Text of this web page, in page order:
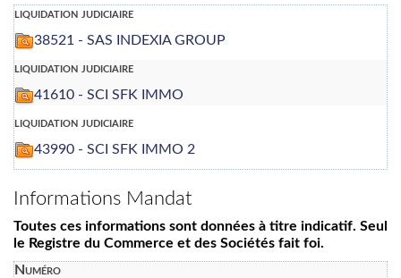
liquidation judiciaire
38521 - SAS INDEXIA GROUP
liquidation judiciaire
41610 - SCI SFK IMMO
liquidation judiciaire
43990 - SCI SFK IMMO 2
Informations Mandat
Toutes ces informations sont données à titre indicatif. Seul
le Registre du Commerce et des Sociétés fait foi.
Numéro